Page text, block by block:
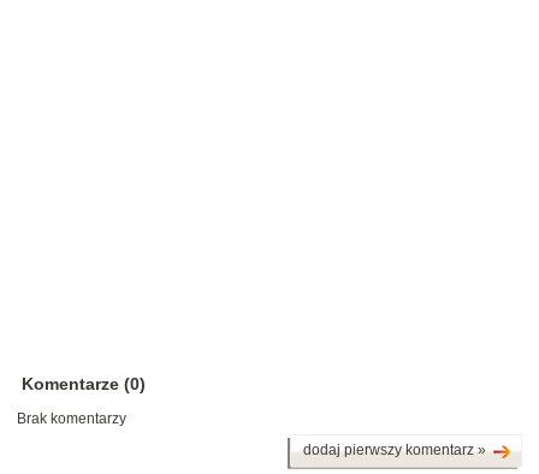
Komentarze (0)
Brak komentarzy
dodaj pierwszy komentarz »